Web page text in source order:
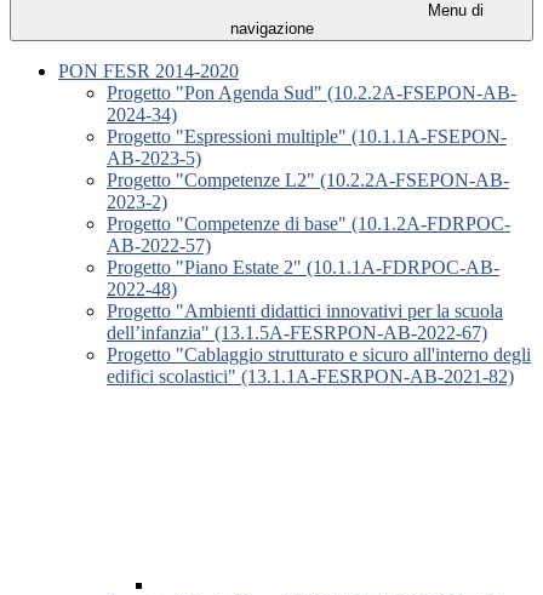
Menu di
navigazione
PON FESR 2014-2020
Progetto "Pon Agenda Sud" (10.2.2A-FSEPON-AB-
2024-34)
Progetto "Espressioni multiple" (10.1.1A-FSEPON-
AB-2023-5)
Progetto "Competenze L2" (10.2.2A-FSEPON-AB-
2023-2)
Progetto "Competenze di base" (10.1.2A-FDRPOC-
AB-2022-57)
Progetto "Piano Estate 2" (10.1.1A-FDRPOC-AB-
2022-48)
Progetto "Ambienti didattici innovativi per la scuola
dell’infanzia" (13.1.5A-FESRPON-AB-2022-67)
Progetto "Cablaggio strutturato e sicuro all'interno degli
edifici scolastici" (13.1.1A-FESRPON-AB-2021-82)